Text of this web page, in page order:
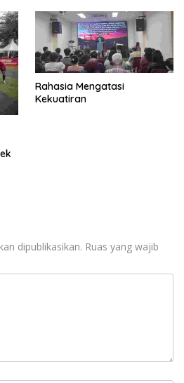
Rahasia Mengatasi
Kekuatiran
dipublikasikan. Ruas yang wajib